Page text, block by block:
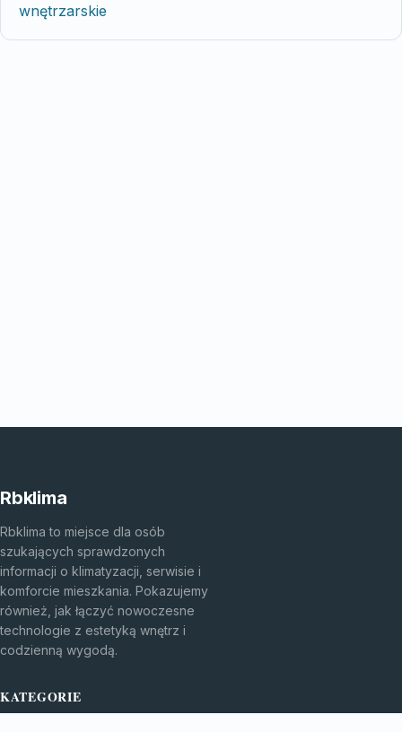
wnętrzarskie
Rbklima
Rbklima to miejsce dla osób
szukających sprawdzonych
informacji o klimatyzacji, serwisie i
komforcie mieszkania. Pokazujemy
również, jak łączyć nowoczesne
technologie z estetyką wnętrz i
codzienną wygodą.
KATEGORIE